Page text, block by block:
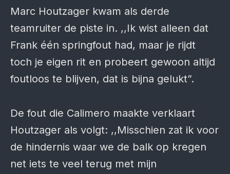
Marc Houtzager kwam als derde
teamruiter de piste in. ,,Ik wist alleen dat
Frank één springfout had, maar je rijdt
toch je eigen rit en probeert gewoon altijd
foutloos te blijven, dat is bijna gelukt”.
De fout die Calimero maakte verklaart
Houtzager als volgt: ,,Misschien zat ik voor
de hindernis waar we de balk op kregen
net iets te veel terug met mijn